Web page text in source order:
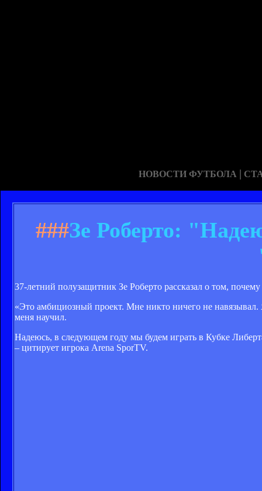
НОВОСТИ ФУТБОЛА |
###Зе Роберто:
37-летний полузащитник Зе Роберто рассказал о том,
«Это амбициозный проект. Мне никто ничего не
меня научил.
Надеюсь, в следующем году мы будем играть в Кубке
– цитирует игрока Arena SporTV.